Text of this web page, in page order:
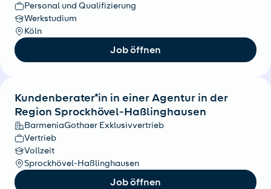
Personal und Qualifizierung
Werkstudium
Köln
Job öffnen
Kundenberater*in in einer Agentur in der
Region Sprockhövel-Haßlinghausen
BarmeniaGothaer Exklusivvertrieb
Vertrieb
Vollzeit
Sprockhövel-Haßlinghausen
Job öffnen